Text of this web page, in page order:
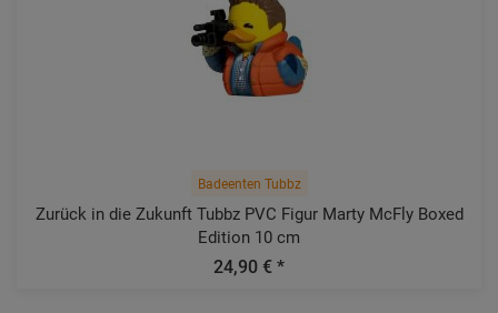
Badeenten Tubbz
Zurück in die Zukunft Tubbz PVC Figur Marty McFly Boxed
Edition 10 cm
24,90 € *